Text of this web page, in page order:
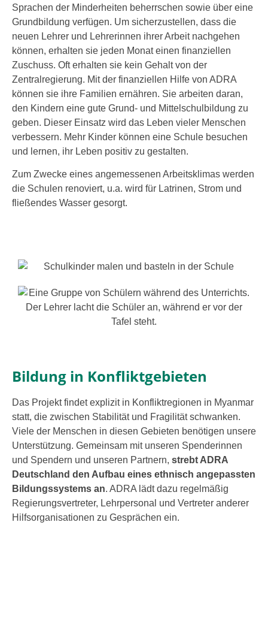
Sprachen der Minderheiten beherr­schen sowie über eine
Grundbildung ver­fü­gen. Um sicher­zu­stel­len, dass die
neu­en Lehrer und Lehrerinnen ihrer Arbeit nach­ge­hen
kön­nen, erhal­ten sie jeden Monat einen finan­zi­el­len
Zuschuss. Oft erhal­ten sie kein Gehalt von der
Zentralregierung. Mit der finan­zi­el­len Hilfe von ADRA
kön­nen sie ihre Familien ernäh­ren. Sie arbei­ten dar­an,
den Kindern eine gute Grund- und Mittelschulbildung zu
geben. Dieser Einsatz wird das Leben vie­ler Menschen
ver­bes­sern. Mehr Kinder kön­nen eine Schule besu­chen
und ler­nen, ihr Leben posi­tiv zu gestal­ten.
Zum Zwecke eines ange­mes­se­nen Arbeitsklimas wer­den
die Schulen reno­viert, u.a. wird für Latrinen, Strom und
flie­ßen­des Wasser gesorgt.
Bildung in Konfliktgebieten
Das Projekt fin­det expli­zit in Konfliktregionen in Myanmar
statt, die zwi­schen Stabilität und Fragilität schwan­ken.
Viele der Menschen in die­sen Gebieten benö­ti­gen unse­re
Unterstützung. Gemeinsam mit unse­ren Spenderinnen
und Spendern und unse­ren Partnern, strebt ADRA
Deutschland den Aufbau eines eth­nisch ange­pass­ten
Bildungssystems an. ADRA lädt dazu regel­mä­ßig
Regierungsvertreter, Lehrpersonal und Vertreter ande­rer
Hilfsorganisationen zu Gesprächen ein.